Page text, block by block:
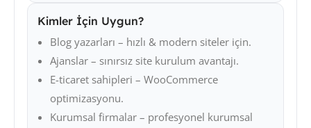
Kimler İçin Uygun?
Blog yazarları – hızlı & modern siteler için.
Ajanslar – sınırsız site kurulum avantajı.
E-ticaret sahipleri – WooCommerce
optimizasyonu.
Kurumsal firmalar – profesyonel kurumsal